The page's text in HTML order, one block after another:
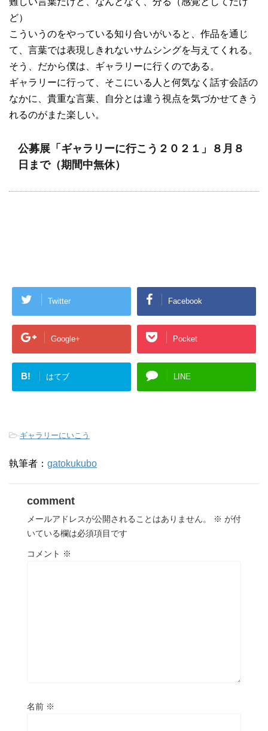
ど）
こういうのをやっている知り合いがいると、作品を通じ
て、言葉では表現しきれないサムシングを与えてくれる。
そう、だから僕は、ギャラリーに行くのである。
ギャラリーに行って、そこにいる人と何気なく話す会話の
なかに、貴重な言葉、自分とは違う視点を気づかせてきう
れるのがまた楽しい。
公募展「ギャラリーに行こう２０２１」８月８
日まで（期間中無休）
Twitter Facebook
Google+ Pocket
B! はてブ LINE
-ギャラリーにいこう
執筆者： gatokukubo
comment
メールアドレスが公開されることはありません。 ※ が付
いている欄は必須項目です
コメント ※
名前 ※